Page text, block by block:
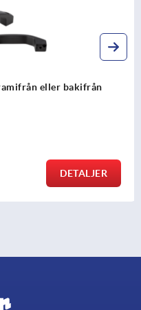
eller bakifrån
DETALJER